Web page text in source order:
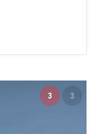
3 3